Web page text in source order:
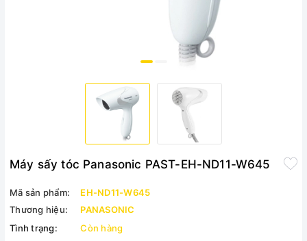
Máy sấy tóc Panasonic PAST-EH-ND11-W645
Mã sản phẩm:
EH-ND11-W645
Thương hiệu:
PANASONIC
Tình trạng:
Còn hàng